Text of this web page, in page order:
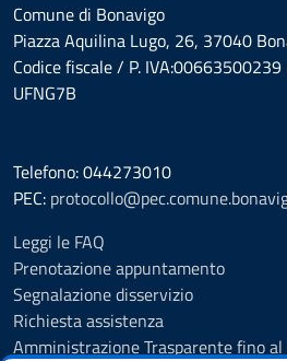
Comune di Bonavigo
Piazza Aquilina Lugo, 26, 37040
Codice fiscale / P.
UFNG7B
Telefono: 044273010
PEC:
Leggi le FAQ
Prenotazione appuntamento
Segnalazione disservizio
Richiesta assistenza
Amministrazione Trasparente fino